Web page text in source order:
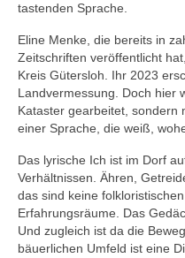
tastenden Sprache.
Eline Menke, die bereits in
Zeitschriften veröffentlicht
Kreis Gütersloh. Ihr 2023
Landvermessung. Doch hier
Kataster gearbeitet, sondern
einer Sprache, die weiß,
Das lyrische Ich ist im Dorf
Verhältnissen. Ähren,
das sind keine
Erfahrungsräume. Das
Und zugleich ist da die
bäuerlichen Umfeld ist eine